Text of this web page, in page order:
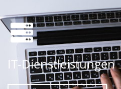
IT-Dienstleistungen